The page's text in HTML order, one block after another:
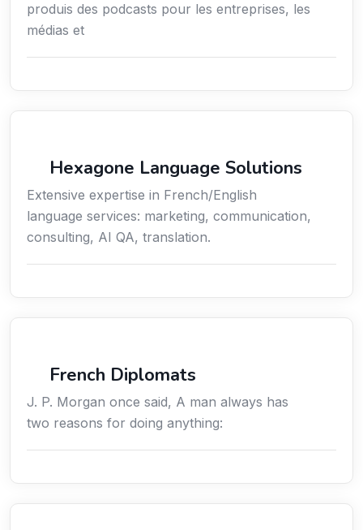
produis des podcasts pour les entreprises, les
médias et
Hexagone Language Solutions
Extensive expertise in French/English
language services: marketing, communication,
consulting, AI QA, translation.
French Diplomats
J. P. Morgan once said, A man always has
two reasons for doing anything: